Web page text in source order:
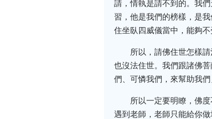
請，情執是請不到的。我
習，他是我們的榜樣，是
住坐臥四威儀當中，能夠
所以，請佛住世怎樣
也沒法住世。我們跟諸佛
們、可憐我們，來幫助我
所以一定要明瞭，佛
遇到老師，老師只能給你